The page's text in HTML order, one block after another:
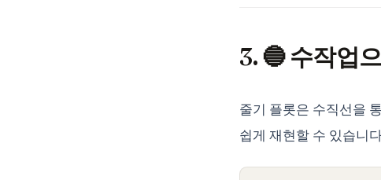
3. 🔵 수작업
줄기 플롯은 수직선을
쉽게 재현할 수 있습니